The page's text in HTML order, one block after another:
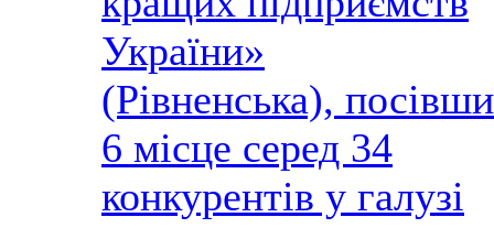
України»
(Рівненська), посівши
6 місце серед 34
конкурентів у галузі